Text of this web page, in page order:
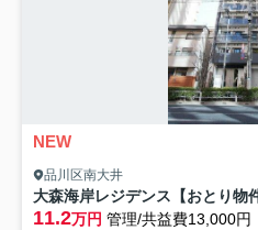
NEW
品川区南大井
11.2万円 管理/共益費13,000円